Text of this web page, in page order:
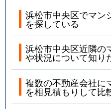
浜松市中央区でマン
を探している
浜松市中央区近隣の
や状況について知り
複数の不動産会社に
を相見積もりして比